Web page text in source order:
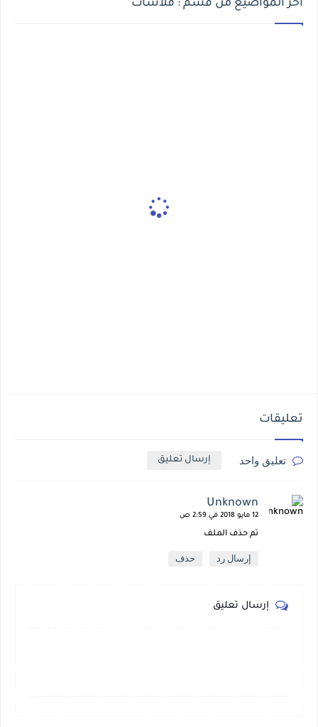
أخر المواضيع من قسم : فلاشات
تعليقات
تعليق واحد إرسال تعليق
Unknown
12 مايو 2018 في 2:59 ص
تم حذف الملف
إرسال رد حذف
إرسال تعليق